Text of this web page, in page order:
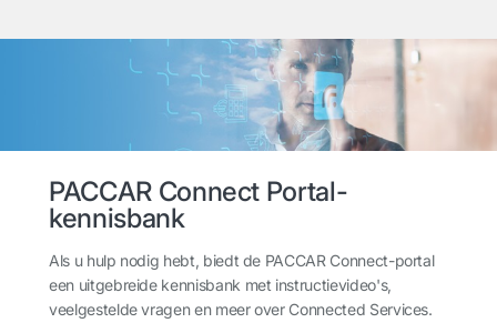
PACCAR Connect Portal-
kennisbank
Als u hulp nodig hebt, biedt de PACCAR Connect-portal
een uitgebreide kennisbank met instructievideo's,
veelgestelde vragen en meer over Connected Services.